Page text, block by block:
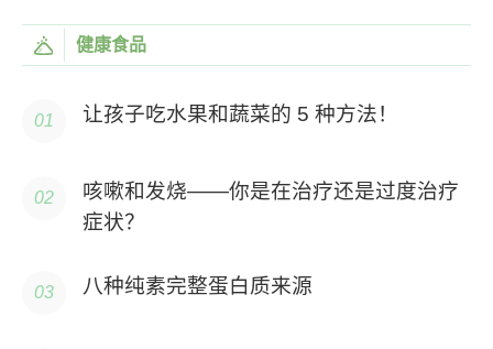
健康食品
让孩子吃水果和蔬菜的 5 种方法！
咳嗽和发烧——你是在治疗还是过度治疗
症状？
八种纯素完整蛋白质来源